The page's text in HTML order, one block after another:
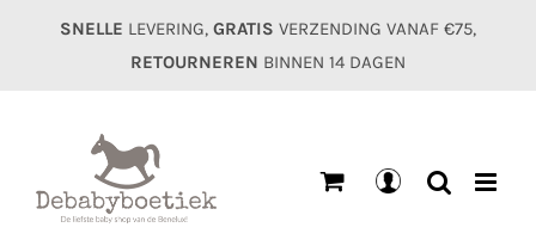
SNELLE LEVERING, GRATIS VERZENDING VANAF €75,
RETOURNEREN BINNEN 14 DAGEN